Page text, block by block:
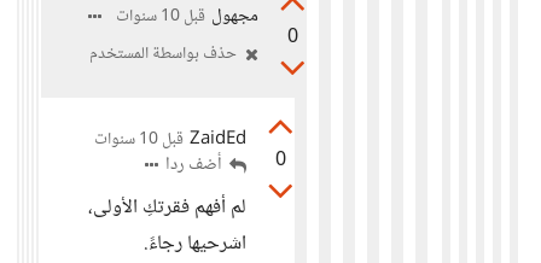
0
مجهول قبل 10 سنوات
حذف بواسطة المستخدم
0
ZaidEd قبل 10 سنوات
أضف ردا
لم أفهم فقرتكِ الأولى،
اشرحيها رجاءً.